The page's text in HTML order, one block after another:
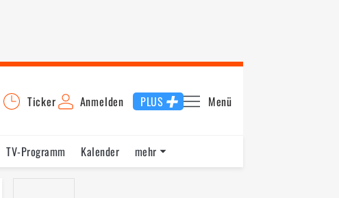
Ticker Anmelden PLUS Menü
TV-Programm
Kalender
mehr